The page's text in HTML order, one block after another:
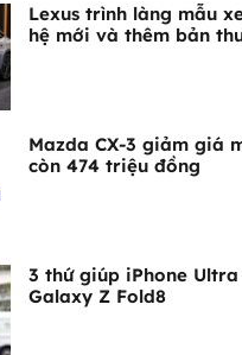
Lexus trình làng mẫu
hệ mới và thêm bản
Mazda CX-3 giảm giá
còn 474 triệu đồng
3 thứ giúp iPhone
Galaxy Z Fold8